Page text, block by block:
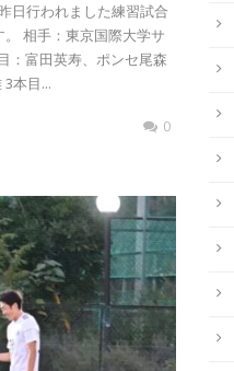
日行われました練習試合
相手：東京国際大学サ
：富田英寿、ポンセ尾森
本目...
0